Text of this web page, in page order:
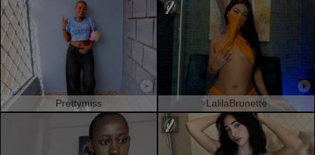
Prettymiss LalilaBrunette